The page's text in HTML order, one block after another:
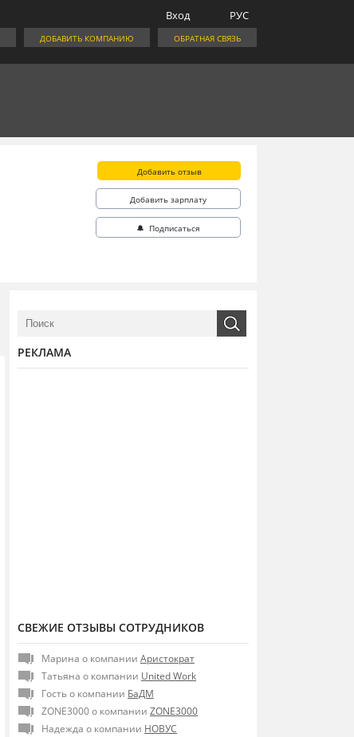
РУС
Вход
ОБРАТНАЯ СВЯЗЬ
ДОБАВИТЬ КОМПАНИЮ
Добавить отзыв
Добавить зарплату
🔔 Подписаться
РЕКЛАМА
СВЕЖИЕ ОТЗЫВЫ СОТРУДНИКОВ
Марина о компании Аристократ
Татьяна о компании United Work
Гость о компании БаДМ
ZONE3000 о компании ZONE3000
Надежда о компании НОВУС